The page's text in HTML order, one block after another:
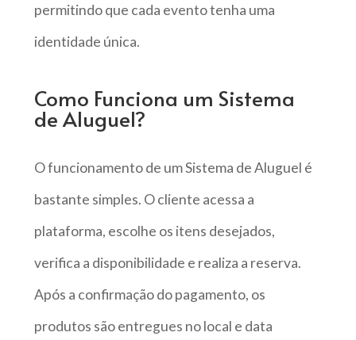
permitindo que cada evento tenha uma
identidade única.
Como Funciona um Sistema
de Aluguel?
O funcionamento de um Sistema de Aluguel é
bastante simples. O cliente acessa a
plataforma, escolhe os itens desejados,
verifica a disponibilidade e realiza a reserva.
Após a confirmação do pagamento, os
produtos são entregues no local e data